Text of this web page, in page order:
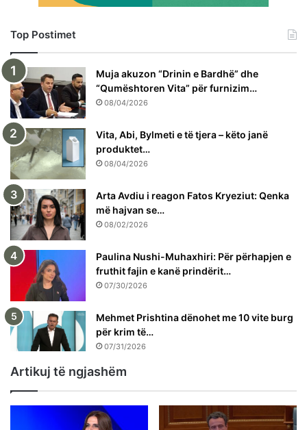
Top Postimet
Muja akuzon “Drinin e Bardhë” dhe
“Qumështoren Vita” për furnizim…
08/04/2026
Vita, Abi, Bylmeti e të tjera – këto janë
produktet…
08/04/2026
Arta Avdiu i reagon Fatos Kryeziut: Qenka
më hajvan se…
08/02/2026
Paulina Nushi-Muhaxhiri: Për përhapjen e
fruthit fajin e kanë prindërit…
07/30/2026
Mehmet Prishtina dënohet me 10 vite burg
për krim të…
07/31/2026
Artikuj të ngjashëm